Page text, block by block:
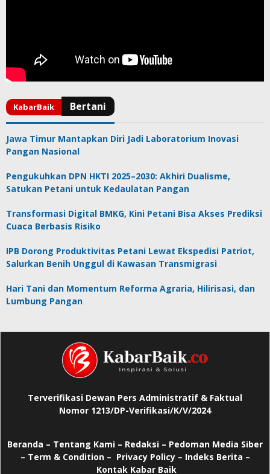
Jawa Timur Mantapkan Diri Jadi Laboratorium Inovasi
Pangan Nasional
Pengukuhkan DPN HKTI 2025–2030: Akhiri Dualisme,
Satukan Petani untuk Kedaulatan Pangan
Transformasi Digital BMKG, Kini Petani Bisa Akses Prediksi
Cuaca Berbasis Risiko
IPB Dorong Produktivitas Petani Lewat Ekspedisi Patriot,
Salurkan Benih Unggul di Kawasan Transmigrasi
Hari Tani dan Momentum Reforma Agraria, Hilirisasi, dan
Lumbung Pangan
Terverifikasi Dewan Pers Administratif & Faktual
Nomor 1213/DP-Verifikasi/K/V/2024
Beranda – Tentang Kami – Redaksi – Pedoman Media Siber
– Term & Condition – Privacy Policy– Indeks Berita –
Kontak Kabar Baik